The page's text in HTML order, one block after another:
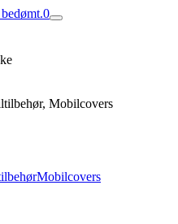
0
Mobilcovers
Mobilcovers